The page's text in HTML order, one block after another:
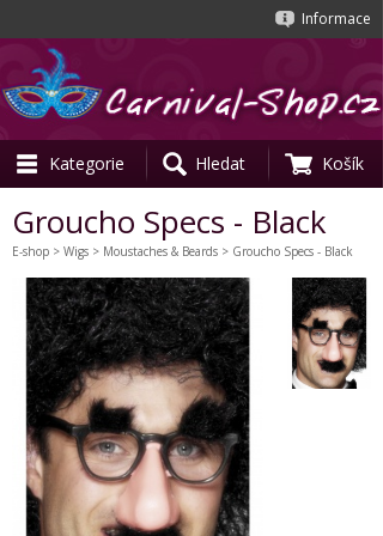
Informace
Kategorie Hledat Košík
Groucho Specs - Black
E-shop > Wigs > Moustaches & Beards > Groucho Specs - Black